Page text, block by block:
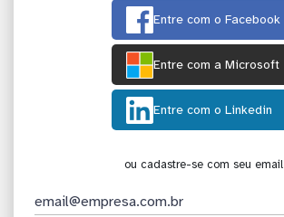
Entre com o Facebook
Entre com a Microsoft
Entre com o Linkedin
ou cadastre-se com seu email